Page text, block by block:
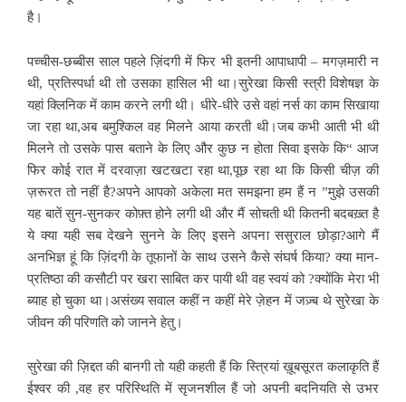
है।
पच्चीस-छब्बीस साल पहले ज़िंदगी में फिर भी इतनी आपाधापी – मगज़मारी न
थी, प्रतिस्पर्धा थी तो उसका हासिल भी था।सुरेखा किसी स्त्री विशेषज्ञ के
यहां क्लिनिक में काम करने लगी थी। धीरे-धीरे उसे वहां नर्स का काम सिखाया
जा रहा था,अब बमुश्किल वह मिलने आया करती थी।जब कभी आती भी थी
मिलने तो उसके पास बताने के लिए और कुछ न होता सिवा इसके कि“ आज
फिर कोई रात में दरवाज़ा खटखटा रहा था,पूछ रहा था कि किसी चीज़ की
ज़रूरत तो नहीं है?अपने आपको अकेला मत समझना हम हैं न ”मुझे उसकी
यह बातें सुन-सुनकर कोफ़्त होने लगी थी और मैं सोचती थी कितनी बदबख़्त है
ये क्या यही सब देखने सुनने के लिए इसने अपना ससुराल छोड़ा?आगे मैं
अनभिज्ञ हूं कि ज़िंदगी के तूफानों के साथ उसने कैसे संघर्ष किया? क्या मान-
प्रतिष्ठा की कसौटी पर खरा साबित कर पायी थी वह स्वयं को ?क्योंकि मेरा भी
ब्याह हो चुका था।असंख्य सवाल कहीं न कहीं मेरे ज़ेहन में जज़्ब थे सुरेखा के
जीवन की परिणति को जानने हेतु।
सुरेखा की ज़िद्दत की बानगी तो यही कहती हैं कि स्त्रियां ख़ूबसूरत कलाकृति हैं
ईश्वर की ,वह हर परिस्थिति में सृजनशील हैं जो अपनी बदनियति से उभर